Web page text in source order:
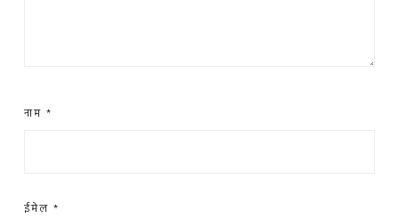
नाम *
ईमेल *